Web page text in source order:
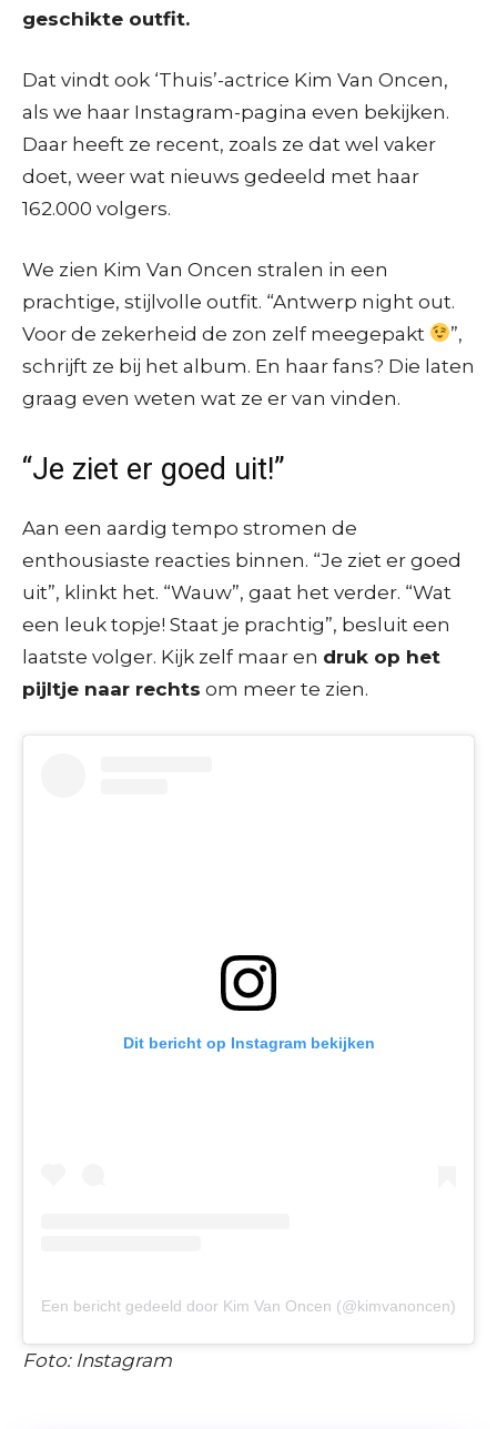
geschikte outfit.
Dat vindt ook ‘Thuis’-actrice Kim Van Oncen,
als we haar Instagram-pagina even bekijken.
Daar heeft ze recent, zoals ze dat wel vaker
doet, weer wat nieuws gedeeld met haar
162.000 volgers.
We zien Kim Van Oncen stralen in een
prachtige, stijlvolle outfit. “Antwerp night out.
Voor de zekerheid de zon zelf meegepakt
”,
schrijft ze bij het album. En haar fans? Die laten
graag even weten wat ze er van vinden.
“Je ziet er goed uit!”
Aan een aardig tempo stromen de
enthousiaste reacties binnen. “Je ziet er goed
uit”, klinkt het. “Wauw”, gaat het verder. “Wat
een leuk topje! Staat je prachtig”, besluit een
laatste volger. Kijk zelf maar en druk op het
pijltje naar rechts om meer te zien.
Dit bericht op Instagram bekijken
Een bericht gedeeld door Kim Van Oncen (@kimvanoncen)
Foto: Instagram